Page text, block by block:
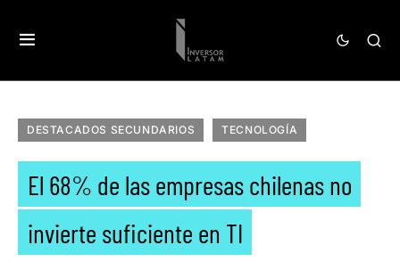
DESTACADOS SECUNDARIOS TECNOLOGÍA
El 68% de las empresas chilenas no
invierte suficiente en TI